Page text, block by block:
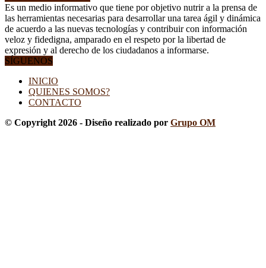
Es un medio informativo que tiene por objetivo nutrir a la prensa de
las herramientas necesarias para desarrollar una tarea ágil y dinámica
de acuerdo a las nuevas tecnologías y contribuir con información
veloz y fidedigna, amparado en el respeto por la libertad de
expresión y al derecho de los ciudadanos a informarse.
SÍGUENOS
INICIO
QUIENES SOMOS?
CONTACTO
© Copyright 2026 - Diseño realizado por Grupo OM